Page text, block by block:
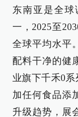
东南亚是全球
一，2025至
全球平均水平
配料干净的健
业旗下千禾0
加任何食品添
升级趋势，展